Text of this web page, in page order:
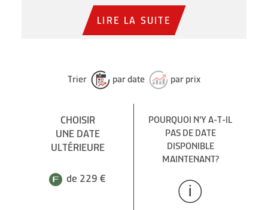
LIRE LA SUITE
Trier par date par prix
CHOISIR
UNE DATE
ULTÉRIEURE
de 229 €
POURQUOI N'Y A-T-IL
PAS DE DATE
DISPONIBLE
MAINTENANT?